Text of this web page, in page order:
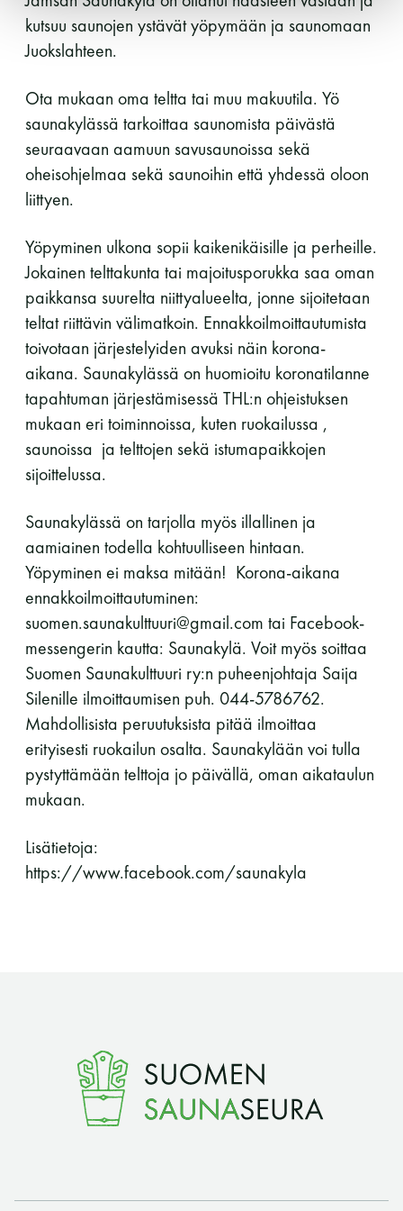
kutsuu saunojen ystävät yöpymään ja saunomaan
Juokslahteen.
Ota mukaan oma teltta tai muu makuutila. Yö
saunakylässä tarkoittaa saunomista päivästä
seuraavaan aamuun savusaunoissa sekä
oheisohjelmaa sekä saunoihin että yhdessä oloon
liittyen.
Yöpyminen ulkona sopii kaikenikäisille ja perheille.
Jokainen telttakunta tai majoitusporukka saa oman
paikkansa suurelta niittyalueelta, jonne sijoitetaan
teltat riittävin välimatkoin. Ennakkoilmoittautumista
toivotaan järjestelyiden avuksi näin korona-
aikana. Saunakylässä on huomioitu koronatilanne
tapahtuman järjestämisessä THL:n ohjeistuksen
mukaan eri toiminnoissa, kuten ruokailussa ,
saunoissa ja telttojen sekä istumapaikkojen
sijoittelussa.
Saunakylässä on tarjolla myös illallinen ja
aamiainen todella kohtuulliseen hintaan.
Yöpyminen ei maksa mitään! Korona-aikana
ennakkoilmoittautuminen:
suomen.saunakulttuuri@gmail.com tai Facebook-
messengerin kautta: Saunakylä. Voit myös soittaa
Suomen Saunakulttuuri ry:n puheenjohtaja Saija
Silenille ilmoittaumisen puh. 044-5786762.
Mahdollisista peruutuksista pitää ilmoittaa
erityisesti ruokailun osalta. Saunakylään voi tulla
pystyttämään telttoja jo päivällä, oman aikataulun
mukaan.
Lisätietoja:
https://www.facebook.com/saunakyla